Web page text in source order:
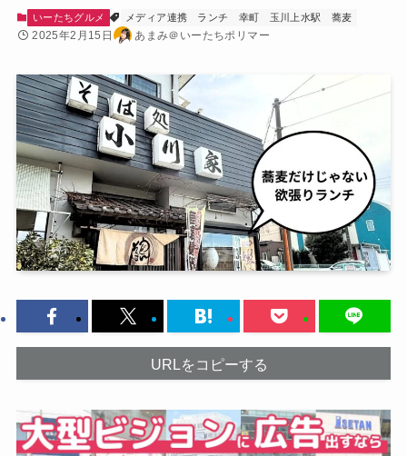
いーたちグルメ メディア連携 ランチ 幸町 玉川上水駅 蕎麦
2025年2月15日 あまみ＠いーたちポリマー
URLをコピーする